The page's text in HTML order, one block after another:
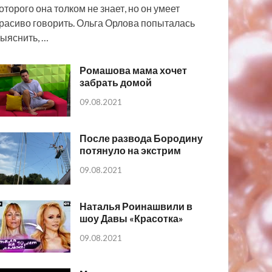
она толком не знает, но он умеет
говорить. Ольга Орлова попыталась
…
Ромашова мама хочет
забрать домой
09.08.2021
После развода Бородину
потянуло на экстрим
09.08.2021
Наталья Роинашвили в
шоу Давы «Красотка»
09.08.2021